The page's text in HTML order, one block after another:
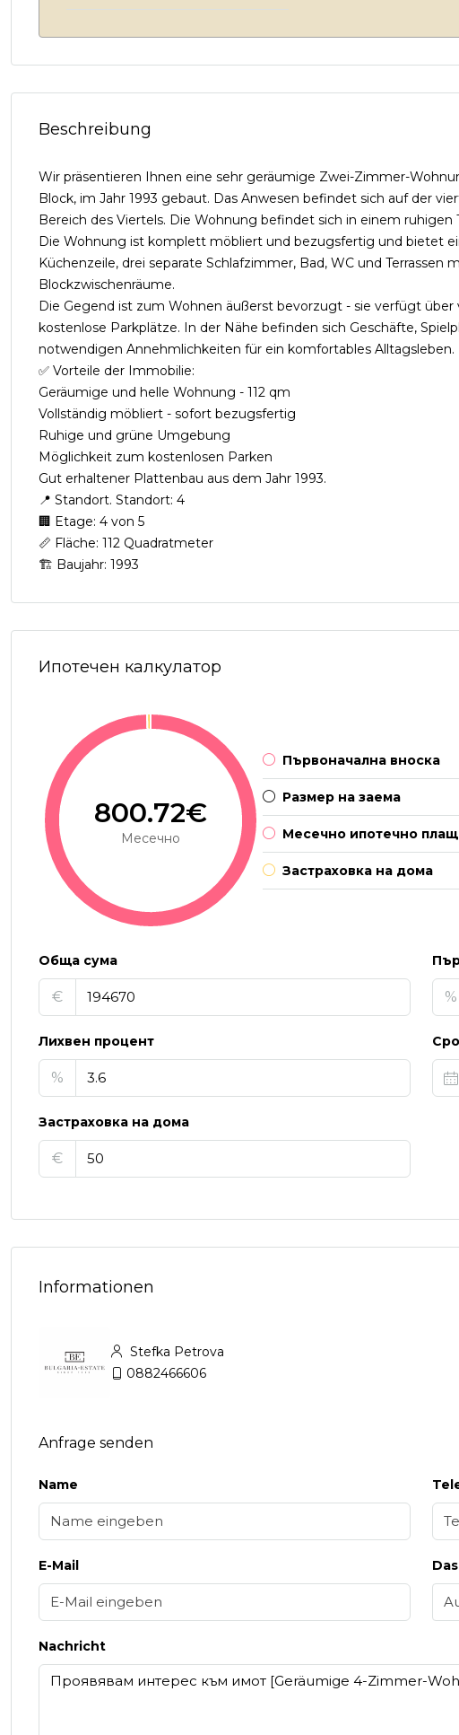
Beschreibung
Wir präsentieren Ihnen eine sehr geräumige Zwei-Zimmer-
Block, im Jahr 1993 gebaut. Das Anwesen befindet sich auf der
Bereich des Viertels. Die Wohnung befindet sich in einem
Die Wohnung ist komplett möbliert und bezugsfertig und bietet
Küchenzeile, drei separate Schlafzimmer, Bad, WC und
Blockzwischenräume.
Die Gegend ist zum Wohnen äußerst bevorzugt - sie verfügt
kostenlose Parkplätze. In der Nähe befinden sich Geschäfte,
notwendigen Annehmlichkeiten für ein komfortables Alltagsleben.
✅ Vorteile der Immobilie:
Geräumige und helle Wohnung - 112 qm
Vollständig möbliert - sofort bezugsfertig
Ruhige und grüne Umgebung
Möglichkeit zum kostenlosen Parken
Gut erhaltener Plattenbau aus dem Jahr 1993.
📍 Standort. Standort: 4
🏢 Etage: 4 von 5
📏 Fläche: 112 Quadratmeter
🏗 Baujahr: 1993
Ипотечен калкулатор
800.72€
Месечно
Първоначална вноска
Размер на заема
Месечно ипотечно
Застраховка на дома
Обща сума
€ %
Лихвен процент
%
Застраховка на дома
€
Informationen
Stefka Petrova
0882466606
Anfrage senden
Name
E-Mail
Nachricht